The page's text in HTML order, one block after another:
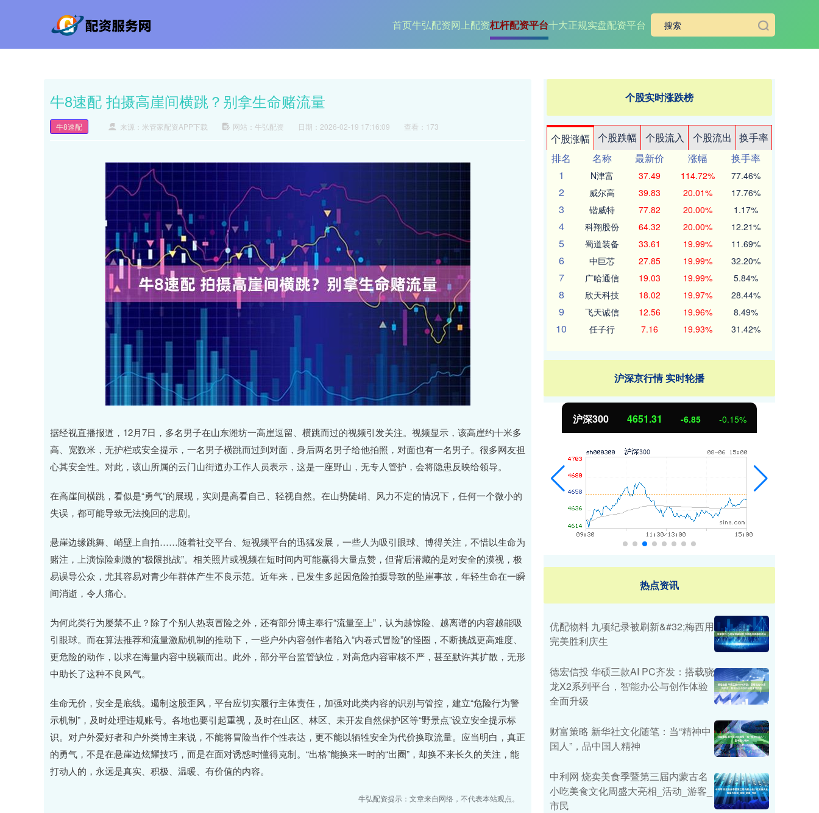
首页牛弘配资网上配资杠杆配资平台十大正规实盘配资平台
牛8速配 拍摄高崖间横跳？别拿生命赌流量
牛8速配 来源：米管家配资APP下载 网站：牛弘配资 日期：2026-02-19 17:16:09 查看：173
据经视直播报道，12月7日，多名男子在山东潍坊一高崖逗留、横跳而过的视频引发关注。视频显示，该高崖约十米多
高、宽数米，无护栏或安全提示，一名男子横跳而过到对面，身后两名男子给他拍照，对面也有一名男子。很多网友担
心其安全性。对此，该山所属的云门山街道办工作人员表示，这是一座野山，无专人管护，会将隐患反映给领导。
在高崖间横跳，看似是“勇气”的展现，实则是高看自己、轻视自然。在山势陡峭、风力不定的情况下，任何一个微小的
失误，都可能导致无法挽回的悲剧。
悬崖边缘跳舞、峭壁上自拍……随着社交平台、短视频平台的迅猛发展，一些人为吸引眼球、博得关注，不惜以生命为
赌注，上演惊险刺激的“极限挑战”。相关照片或视频在短时间内可能赢得大量点赞，但背后潜藏的是对安全的漠视，极
易误导公众，尤其容易对青少年群体产生不良示范。近年来，已发生多起因危险拍摄导致的坠崖事故，年轻生命在一瞬
间消逝，令人痛心。
为何此类行为屡禁不止？除了个别人热衷冒险之外，还有部分博主奉行“流量至上”，认为越惊险、越离谱的内容越能吸
引眼球。而在算法推荐和流量激励机制的推动下，一些户外内容创作者陷入“内卷式冒险”的怪圈，不断挑战更高难度、
更危险的动作，以求在海量内容中脱颖而出。此外，部分平台监管缺位，对高危内容审核不严，甚至默许其扩散，无形
中助长了这种不良风气。
生命无价，安全是底线。遏制这股歪风，平台应切实履行主体责任，加强对此类内容的识别与管控，建立“危险行为警
示机制”，及时处理违规账号。各地也要引起重视，及时在山区、林区、未开发自然保护区等“野景点”设立安全提示标
识。对户外爱好者和户外类博主来说，不能将冒险当作个性表达，更不能以牺牲安全为代价换取流量。应当明白，真正
的勇气，不是在悬崖边炫耀技巧，而是在面对诱惑时懂得克制。“出格”能换来一时的“出圈”，却换不来长久的关注，能
打动人的，永远是真实、积极、温暖、有价值的内容。
牛弘配资提示：文章来自网络，不代表本站观点。
个股实时涨跌榜
个股涨幅 个股跌幅 个股流入 个股流出
换手率
排名
名称 最新价 涨幅
换手率
1
N津富 37.49 114.72% 77.46%
2 威尔高 39.83 20.01% 17.76%
3 锴威特 77.82 20.00% 1.17%
4 科翔股份 64.32 20.00% 12.21%
5 蜀道装备 33.61 19.99% 11.69%
6 中巨芯 27.85 19.99% 32.20%
7 广哈通信 19.03 19.99% 5.84%
8 欣天科技 18.02 19.97% 28.44%
9 飞天诚信 12.56 19.96% 8.49%
10 任子行 7.16 19.93% 31.42%
沪深京行情 实时轮播
北证50 1122.88 3.42 0.30%
热点资讯
优配物料 九项纪录被刷新&#32;梅西用
完美胜利庆生
德宏信投 华硕三款AI PC齐发：搭载骁
龙X2系列平台，智能办公与创作体验
全面升级
财富策略 新华社文化随笔：当“精神中
国人”，品中国人精神
中利网 烧卖美食季暨第三届内蒙古名
小吃美食文化周盛大亮相_活动_游客_
市民